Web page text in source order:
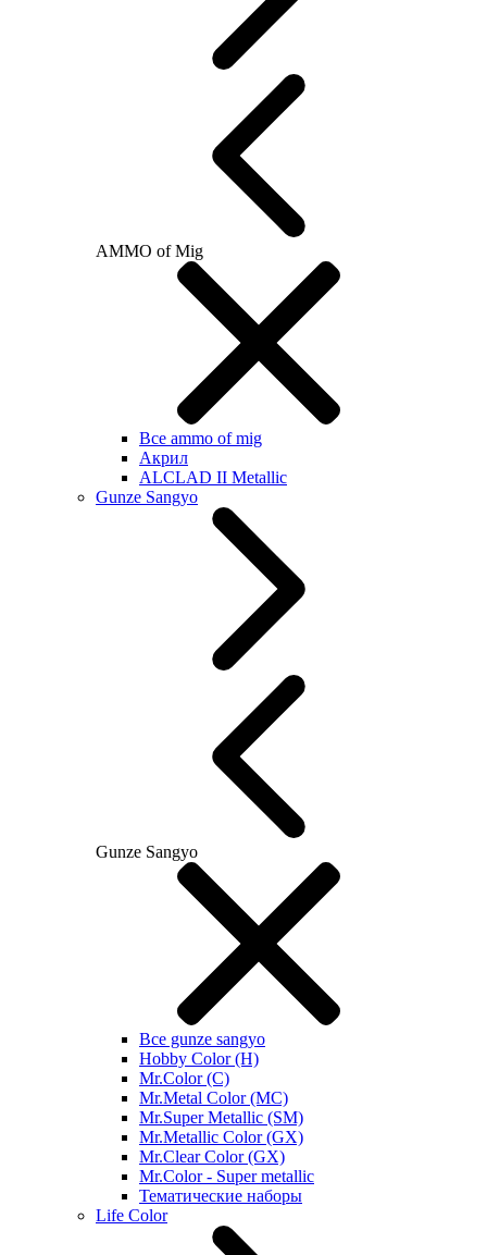
AMMO of Mig
Все ammo of mig
Акрил
ALCLAD II Metallic
Gunze Sangyo
Gunze Sangyo
Все gunze sangyo
Hobby Color (H)
Mr.Color (C)
Mr.Metal Color (MC)
Mr.Super Metallic (SM)
Mr.Metallic Color (GX)
Mr.Clear Color (GX)
Mr.Color - Super metallic
Тематические наборы
Life Color